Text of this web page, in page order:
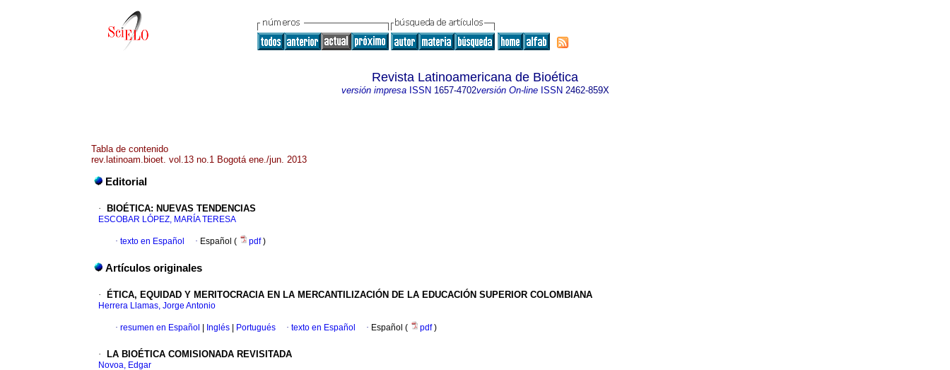
Revista Latinoamericana de Bioética
versión impresaISSN 1657-4702versión On-lineISSN 2462-859X
Tabla de contenido
rev.latinoam.bioet. vol.13 no.1 Bogotá ene./jun. 2013
Editorial
· BIOÉTICA: NUEVAS TENDENCIAS
ESCOBAR LÓPEZ, MARÍA TERESA
· texto en Español · Español ( pdf)
Artículos originales
· ÉTICA, EQUIDAD Y MERITOCRACIA EN LA MERCANTILIZACIÓN DE LA EDUCACIÓN SUPERIOR COLOMBIANA
Herrera Llamas, Jorge Antonio
· resumen en Español Inglés Portugués · texto en Español · Español ( pdf)
· LA BIOÉTICA COMISIONADA REVISITADA
Novoa, Edgar